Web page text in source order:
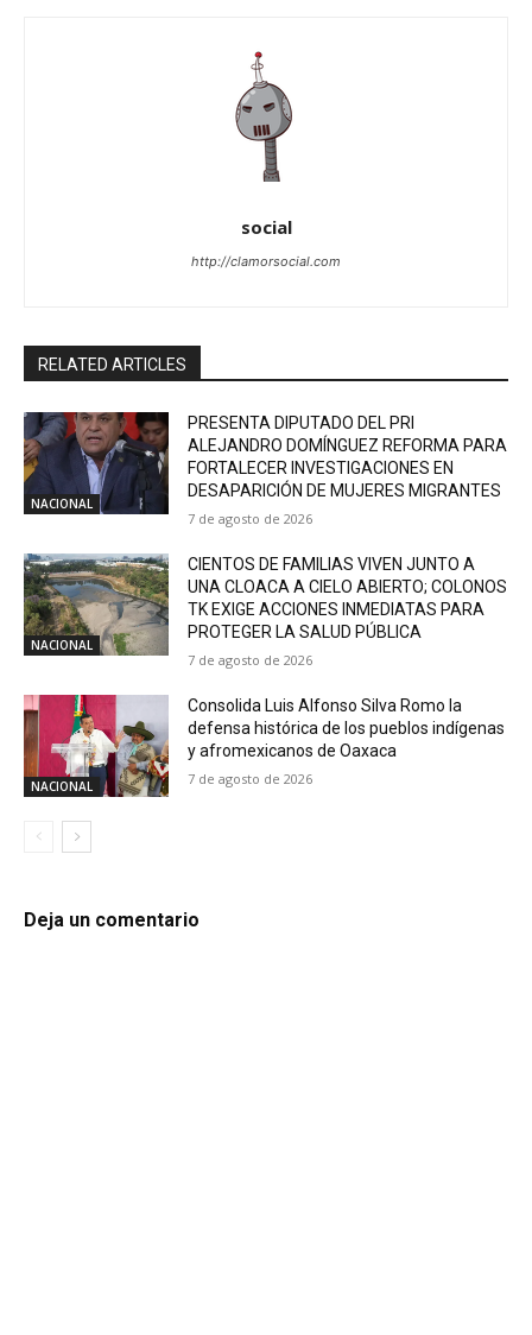
social
http://clamorsocial.com
RELATED ARTICLES
NACIONAL
PRESENTA DIPUTADO DEL PRI
ALEJANDRO DOMÍNGUEZ REFORMA PARA
FORTALECER INVESTIGACIONES EN
DESAPARICIÓN DE MUJERES MIGRANTES
7 de agosto de 2026
NACIONAL
CIENTOS DE FAMILIAS VIVEN JUNTO A
UNA CLOACA A CIELO ABIERTO; COLONOS
TK EXIGE ACCIONES INMEDIATAS PARA
PROTEGER LA SALUD PÚBLICA
7 de agosto de 2026
NACIONAL
Consolida Luis Alfonso Silva Romo la
defensa histórica de los pueblos indígenas
y afromexicanos de Oaxaca
7 de agosto de 2026
Deja un comentario